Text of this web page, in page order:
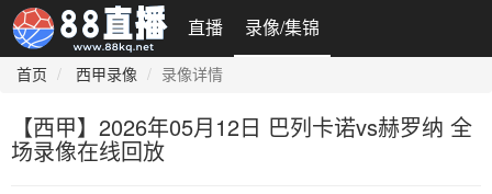
直播 录像/集锦
首页 西甲录像 录像详情
【西甲】2026年05月12日 巴列卡诺vs赫罗纳 全
场录像在线回放